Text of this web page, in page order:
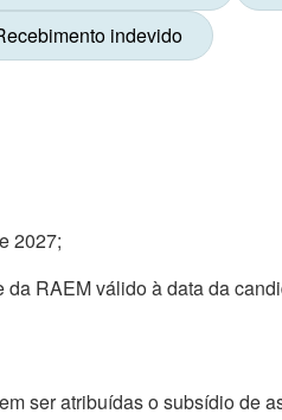
indevido
2027;
RAEM válido à data da
ser atribuídas o subsídio de